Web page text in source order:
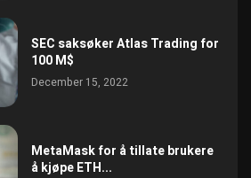
SEC saksøker Atlas Trading for
100 M$
December 15, 2022
MetaMask for å tillate brukere
å kjøpe ETH...